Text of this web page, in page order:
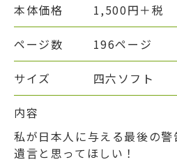
本体価格 1,500円＋税
ページ数 196ページ
サイズ 四六ソフト
内容
私が日本人に与える最後の警
遺言と思ってほしい！